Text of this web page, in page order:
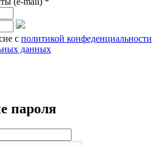
с политикой конфеденциальности
данных
пароля